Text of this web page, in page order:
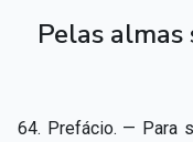
escolhidos
Capítulo XIX — A fé
Capítulo XX — Os
Pelas
64. Prefácio. — Para